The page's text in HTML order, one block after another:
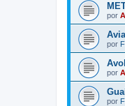
por
por
por
por